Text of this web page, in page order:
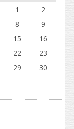
1
2
8
9
15
16
22
23
29
30